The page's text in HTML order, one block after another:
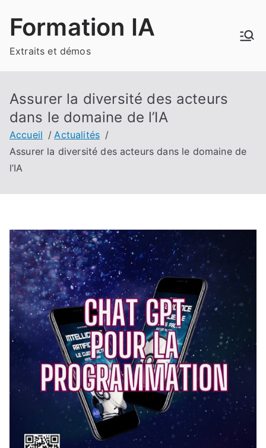
Formation IA
Extraits et démos
Assurer la diversité des acteurs
dans le domaine de l’IA
Accueil
Actualités
Assurer la diversité des acteurs dans le domaine de
l’IA